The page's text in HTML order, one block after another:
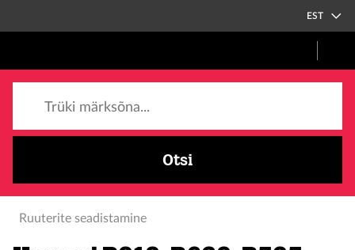
EST
Otsi
Ruuterite seadistamine